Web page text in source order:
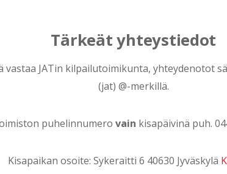
Tärkeät yhteystiedot
vastaa JATin kilpailutoimikunta, yhteydenotot
(jat) @-merkillä.
puhelinnumerovain kisapäivinä puh.
Kisapaikan osoite: Sykeraitti 6 40630 Jyväskylä